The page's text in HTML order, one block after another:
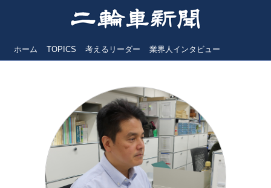
ホーム TOPICS 考えるリーダー 業界人インタビュー